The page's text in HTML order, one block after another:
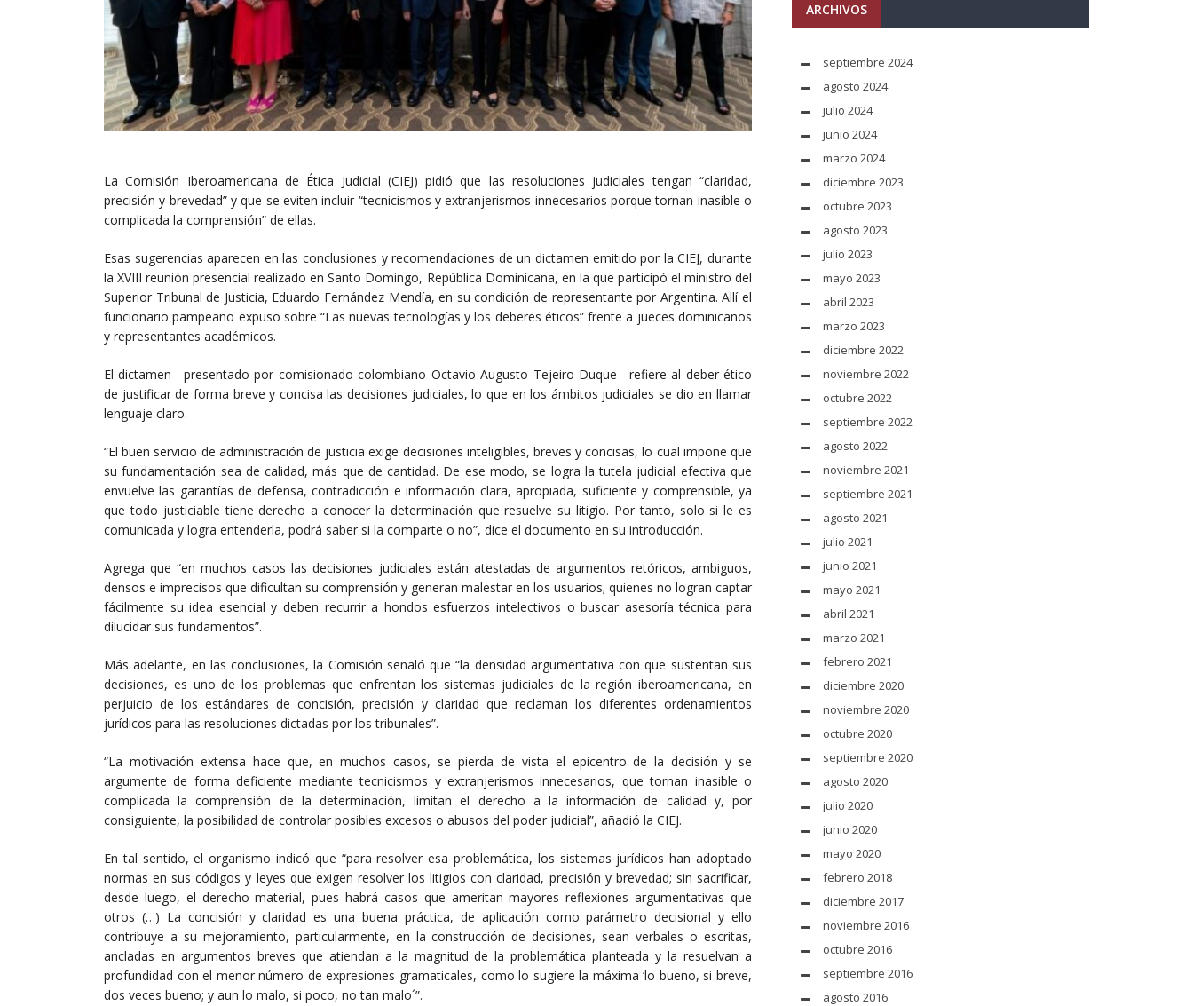
La Comisión Iberoamericana de Ética Judicial (CIEJ) pidió que las resoluciones judiciales tengan “claridad,
precisión y brevedad” y que se eviten incluir “tecnicismos y extranjerismos innecesarios porque tornan inasible o
complicada la comprensión” de ellas.
Esas sugerencias aparecen en las conclusiones y recomendaciones de un dictamen emitido por la CIEJ, durante
la XVIII reunión presencial realizado en Santo Domingo, República Dominicana, en la que participó el ministro del
Superior Tribunal de Justicia, Eduardo Fernández Mendía, en su condición de representante por Argentina. Allí el
funcionario pampeano expuso sobre “Las nuevas tecnologías y los deberes éticos” frente a jueces dominicanos
y representantes académicos.
El dictamen –presentado por comisionado colombiano Octavio Augusto Tejeiro Duque– refiere al deber ético
de justificar de forma breve y concisa las decisiones judiciales, lo que en los ámbitos judiciales se dio en llamar
lenguaje claro.
“El buen servicio de administración de justicia exige decisiones inteligibles, breves y concisas, lo cual impone que
su fundamentación sea de calidad, más que de cantidad. De ese modo, se logra la tutela judicial efectiva que
envuelve las garantías de defensa, contradicción e información clara, apropiada, suficiente y comprensible, ya
que todo justiciable tiene derecho a conocer la determinación que resuelve su litigio. Por tanto, solo si le es
comunicada y logra entenderla, podrá saber si la comparte o no”, dice el documento en su introducción.
Agrega que “en muchos casos las decisiones judiciales están atestadas de argumentos retóricos, ambiguos,
densos e imprecisos que dificultan su comprensión y generan malestar en los usuarios; quienes no logran captar
fácilmente su idea esencial y deben recurrir a hondos esfuerzos intelectivos o buscar asesoría técnica para
dilucidar sus fundamentos”.
Más adelante, en las conclusiones, la Comisión señaló que “la densidad argumentativa con que sustentan sus
decisiones, es uno de los problemas que enfrentan los sistemas judiciales de la región iberoamericana, en
perjuicio de los estándares de concisión, precisión y claridad que reclaman los diferentes ordenamientos
jurídicos para las resoluciones dictadas por los tribunales”.
“La motivación extensa hace que, en muchos casos, se pierda de vista el epicentro de la decisión y se
argumente de forma deficiente mediante tecnicismos y extranjerismos innecesarios, que tornan inasible o
complicada la comprensión de la determinación, limitan el derecho a la información de calidad y, por
consiguiente, la posibilidad de controlar posibles excesos o abusos del poder judicial”, añadió la CIEJ.
En tal sentido, el organismo indicó que “para resolver esa problemática, los sistemas jurídicos han adoptado
normas en sus códigos y leyes que exigen resolver los litigios con claridad, precisión y brevedad; sin sacrificar,
desde luego, el derecho material, pues habrá casos que ameritan mayores reflexiones argumentativas que
otros (…) La concisión y claridad es una buena práctica, de aplicación como parámetro decisional y ello
contribuye a su mejoramiento, particularmente, en la construcción de decisiones, sean verbales o escritas,
ancladas en argumentos breves que atiendan a la magnitud de la problemática planteada y la resuelvan a
profundidad con el menor número de expresiones gramaticales, como lo sugiere la máxima ‘lo bueno, si breve,
dos veces bueno; y aun lo malo, si poco, no tan malo´”.
ARCHIVOS
septiembre 2024
agosto 2024
julio 2024
junio 2024
marzo 2024
diciembre 2023
octubre 2023
agosto 2023
julio 2023
mayo 2023
abril 2023
marzo 2023
diciembre 2022
noviembre 2022
octubre 2022
septiembre 2022
agosto 2022
noviembre 2021
septiembre 2021
agosto 2021
julio 2021
junio 2021
mayo 2021
abril 2021
marzo 2021
febrero 2021
diciembre 2020
noviembre 2020
octubre 2020
septiembre 2020
agosto 2020
julio 2020
junio 2020
mayo 2020
febrero 2018
diciembre 2017
noviembre 2016
octubre 2016
septiembre 2016
agosto 2016